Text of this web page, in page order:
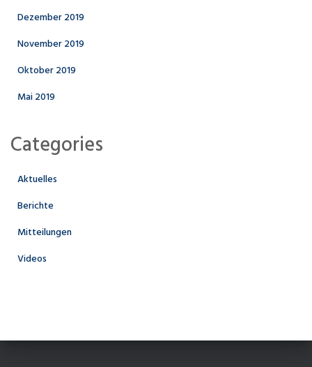
Dezember 2019
November 2019
Oktober 2019
Mai 2019
Categories
Aktuelles
Berichte
Mitteilungen
Videos